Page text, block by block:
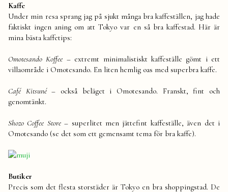
Kaffe
Under min resa sprang jag på sjukt många bra kaffeställen, jag hade
faktiskt ingen aning om att Tokyo var en så bra kaffestad. Här är
mina bästa kaffetips:
Omotesando Koffee – extremt minimalistiskt kaffeställe gömt i ett
villaområde i Omotesando. En liten hemlig oas med superbra kaffe.
Café Kitsuné– också beläget i Omotesando. Franskt, fint och
genomtänkt.
Shozo Coffee Store – superlitet men jättefint kaffeställe, även det i
Omotesando (se det som ett gemensamt tema för bra kaffe).
Butiker
Precis som det flesta storstäder är Tokyo en bra shoppingstad. De